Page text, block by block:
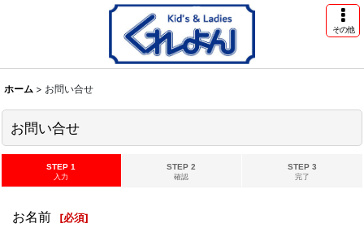
その他
ホーム > お問い合せ
お問い合せ
STEP 1
入力
STEP 2
確認
STEP 3
完了
お名前 [必須]